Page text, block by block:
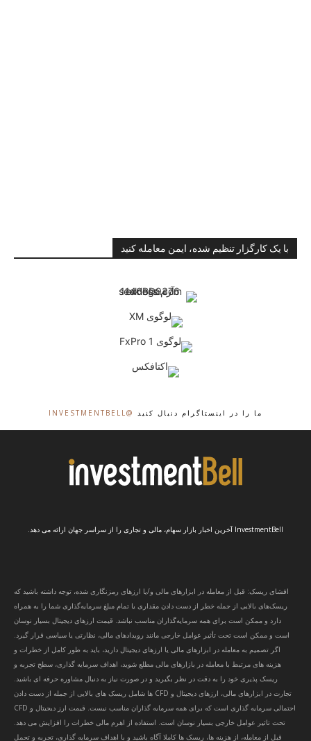
با یک کارگزار تنظیم شده، ایمن معامله کنید
ما را در اینستاگرام دنبال کنید @INVESTMENTBELL
InvestmentBell آخرین اخبار بازار سهام، مالی و تجاری را از سراسر جهان ارائه می دهد.
افشای ریسک: قبل از معامله در ابزارهای مالی و/یا ارزهای رمزنگاری شده، توجه داشته باشید که
ریسک‌های بالایی از جمله خطر از دست دادن مقداری یا تمام مبلغ سرمایه‌گذاری شما را به همراه
دارد و ممکن است برای همه سرمایه‌گذاران مناسب نباشد. قیمت ارزهای دیجیتال بسیار نوسان
است و ممکن است تحت تأثیر عوامل خارجی مانند رویدادهای مالی، نظارتی یا سیاسی قرار گیرد.
اگر تصمیم به معامله در ابزارهای مالی یا ارزهای دیجیتال دارید، باید به طور کامل از خطرات و
هزینه های مرتبط با معامله در بازارهای مالی مطلع شوید، اهداف سرمایه گذاری، سطح تجربه و
ریسک پذیری خود را به دقت در نظر بگیرید و در صورت نیاز به دنبال مشاوره حرفه ای باشید.
تجارت در ابزارهای مالی، ارزهای دیجیتال و CFD ها شامل ریسک های بالایی از جمله از دست دادن
احتمالی سرمایه گذاری است که برای همه سرمایه گذاران مناسب نیست. قیمت ارز دیجیتال و CFD
تحت تاثیر عوامل خارجی بسیار نوسان است. استفاده از اهرم مالی خطرات را افزایش می دهد.
قبل از معامله، از هزینه ها، ریسک ها کاملا آگاه باشید و با اهداف سرمایه گذاری، تجربه و تحمل